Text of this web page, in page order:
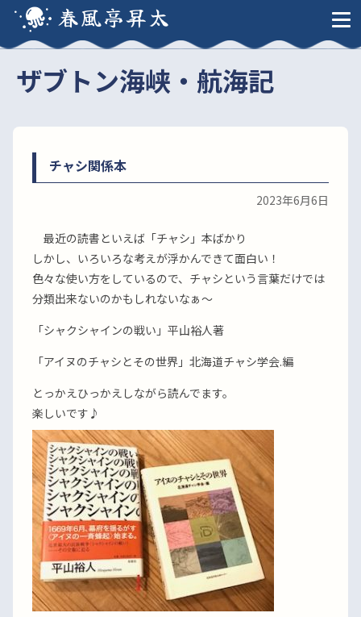
春風亭昇太
ザブトン海峡・航海記
チャシ関係本
2023年6月6日
最近の読書といえば「チャシ」本ばかり
しかし、いろいろな考えが浮かんできて面白い！
色々な使い方をしているので、チャシという言葉だけでは
分類出来ないのかもしれないなぁ〜
「シャクシャインの戦い」平山裕人著
「アイヌのチャシとその世界」北海道チャシ学会.編
とっかえひっかえしながら読んでます。
楽しいです♪